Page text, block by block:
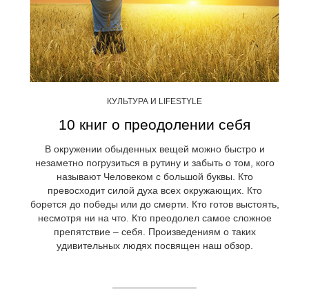
КУЛЬТУРА И LIFESTYLE
10 книг о преодолении себя
В окружении обыденных вещей можно быстро и
незаметно погрузиться в рутину и забыть о том, кого
называют Человеком с большой буквы. Кто
превосходит силой духа всех окружающих. Кто
борется до победы или до смерти. Кто готов выстоять,
несмотря ни на что. Кто преодолел самое сложное
препятствие – себя. Произведениям о таких
удивительных людях посвящен наш обзор.